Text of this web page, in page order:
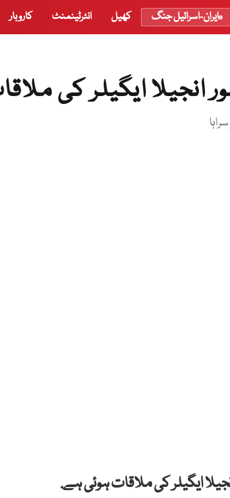
ایران-اسرائیل جنگ کھیل انٹرٹینمنٹ کاروبار
ایگیلر کی
ایگیلر کی ملاقات ہوئی ہے.